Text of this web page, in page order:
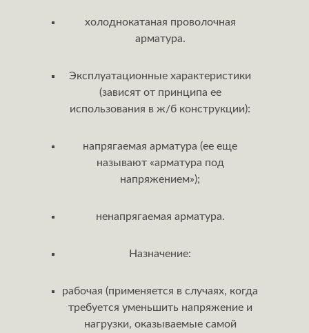
холоднокатаная проволочная
арматура.
Эксплуатационные характеристики
(зависят от принципа ее
использования в ж/б конструкции):
напрягаемая арматура (ее еще
называют «арматура под
напряжением»);
ненапрягаемая арматура.
Назначение:
рабочая (применяется в случаях, когда
требуется уменьшить напряжение и
нагрузки, оказываемые самой